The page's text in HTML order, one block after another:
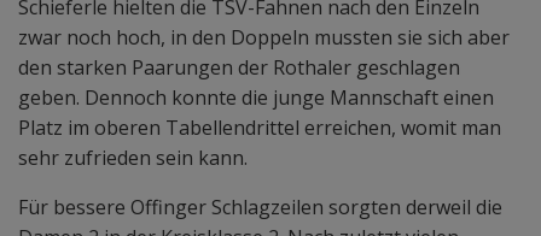
Schieferle hielten die TSV-Fahnen nach den Einzeln
zwar noch hoch, in den Doppeln mussten sie sich aber
den starken Paarungen der Rothaler geschlagen
geben. Dennoch konnte die junge Mannschaft einen
Platz im oberen Tabellendrittel erreichen, womit man
sehr zufrieden sein kann.
Für bessere Offinger Schlagzeilen sorgten derweil die